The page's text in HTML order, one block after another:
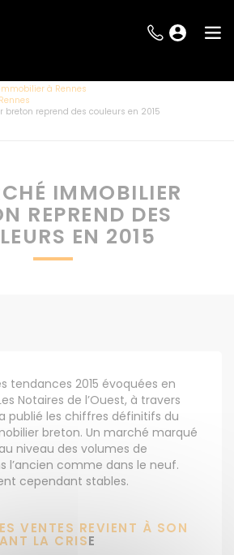
Immobilier à Rennes
breton reprend des couleurs en 2015
IMMOBILIER
REPREND DES
EN 2015
tendances 2015 évoquées en
Notaires de l’Ouest, à travers
publié les chiffres définitifs du
breton. Un marché marqué
niveau des volumes de
l’ancien comme dans le neuf.
cependant stables.
VENTES REVIENT À SON
LA CRISE